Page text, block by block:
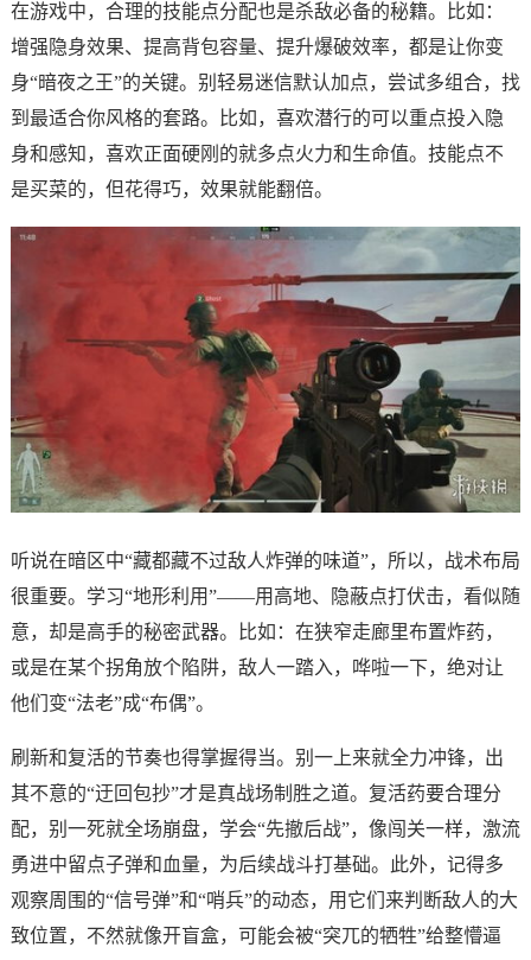
在游戏中，合理的技能点分配也是杀敌必备的秘籍。比如：
增强隐身效果、提高背包容量、提升爆破效率，都是让你变
身“暗夜之王”的关键。别轻易迷信默认加点，尝试多组合，找
到最适合你风格的套路。比如，喜欢潜行的可以重点投入隐
身和感知，喜欢正面硬刚的就多点火力和生命值。技能点不
是买菜的，但花得巧，效果就能翻倍。
听说在暗区中“藏都藏不过敌人炸弹的味道”，所以，战术布局
很重要。学习“地形利用”——用高地、隐蔽点打伏击，看似随
意，却是高手的秘密武器。比如：在狭窄走廊里布置炸药，
或是在某个拐角放个陷阱，敌人一踏入，哗啦一下，绝对让
他们变“法老”成“布偶”。
刷新和复活的节奏也得掌握得当。别一上来就全力冲锋，出
其不意的“迂回包抄”才是真战场制胜之道。复活药要合理分
配，别一死就全场崩盘，学会“先撤后战”，像闯关一样，激流
勇进中留点子弹和血量，为后续战斗打基础。此外，记得多
观察周围的“信号弹”和“哨兵”的动态，用它们来判断敌人的大
致位置，不然就像开盲盒，可能会被“突兀的牺牲”给整懵逼